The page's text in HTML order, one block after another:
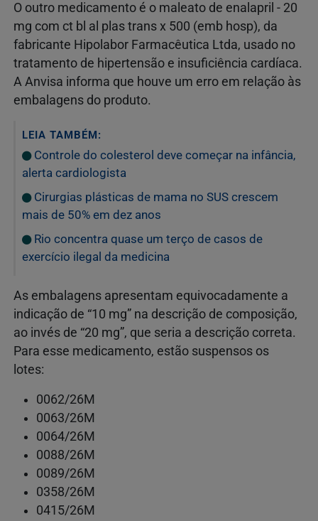
O outro medicamento é o maleato de enalapril - 20
mg com ct bl al plas trans x 500 (emb hosp), da
fabricante Hipolabor Farmacêutica Ltda, usado no
tratamento de hipertensão e insuficiência cardíaca.
A Anvisa informa que houve um erro em relação às
embalagens do produto.
LEIA TAMBÉM:
Controle do colesterol deve começar na infância,
alerta cardiologista
Cirurgias plásticas de mama no SUS crescem
mais de 50% em dez anos
Rio concentra quase um terço de casos de
exercício ilegal da medicina
As embalagens apresentam equivocadamente a
indicação de “10 mg” na descrição de composição,
ao invés de “20 mg”, que seria a descrição correta.
Para esse medicamento, estão suspensos os
lotes:
0062/26M
0063/26M
0064/26M
0088/26M
0089/26M
0358/26M
0415/26M